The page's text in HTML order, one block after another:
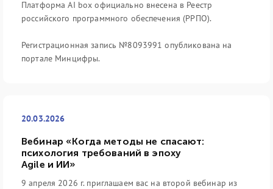
Платформа AI box официально внесена в Реестр
российского программного обеспечения (РРПО).
Регистрационная запись №8093991 опубликована на
портале Минцифры.
20.03.2026
Вебинар «Когда методы не спасают:
психология требований в эпоху
Agile и ИИ»
9 апреля 2026 г. приглашаем вас на второй вебинар из